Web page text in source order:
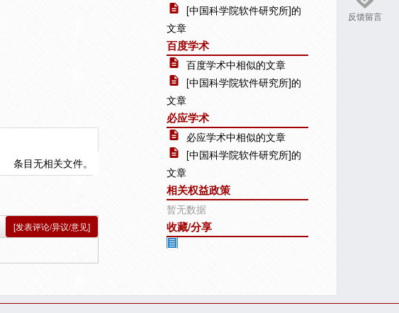
反馈留言
条目无相关文件。
[中国科学院软件研究所]的
文章
百度学术
百度学术中相似的文章
[中国科学院软件研究所]的
文章
必应学术
必应学术中相似的文章
[中国科学院软件研究所]的
文章
相关权益政策
暂无数据
收藏/分享
[发表评论/异议/意见]